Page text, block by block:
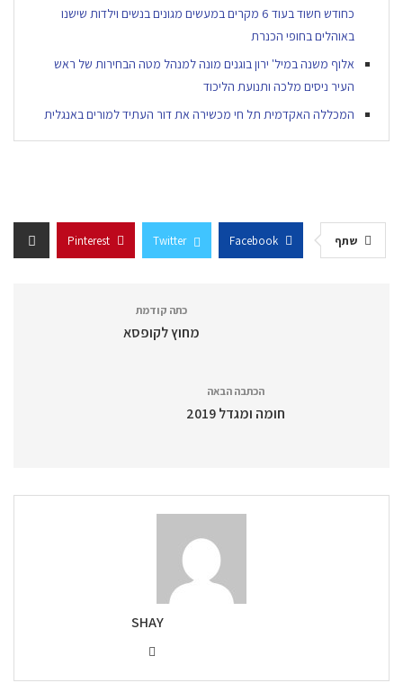
כחודש חשוד בעוד 6 מקרים במעשים מגונים בנשים וילדות שישנו
באוהלים בחופי הכנרת
אלוף משנה במיל' ירון בוגנים מונה למנהל מטה הבחירות של ראש
העיר ניסים מלכה ותנועת הליכוד
המכללה האקדמית תל חי מכשירה את דור העתיד למורים באנגלית
שתף Facebook
Twitter
Pinterest
כתה קודמת
מחוץ לקופסא
הכתבה הבאה
חומה ומגדל 2019
SHAY